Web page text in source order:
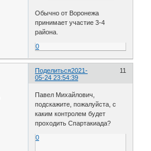
Обычно от Воронежа
принимает участие 3-4
района.
0
Поделиться 11
2021-
05-24 23:54:39
Павел Михайлович,
подскажите, пожалуйста, с
каким контролем будет
проходить Спартакиада?
0